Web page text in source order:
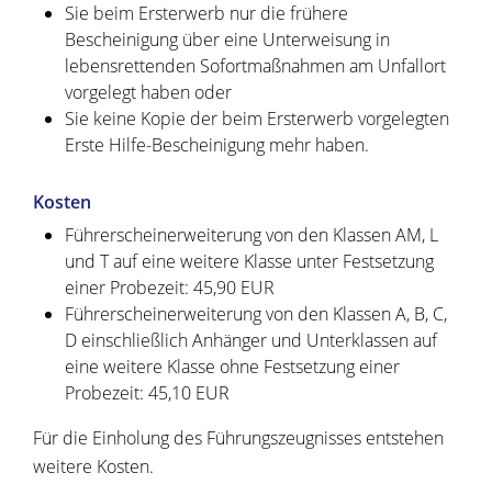
Sie beim Ersterwerb nur die frühere
Bescheinigung über eine Unterweisung in
lebensrettenden Sofortmaßnahmen am Unfallort
vorgelegt haben oder
Sie keine Kopie der beim Ersterwerb vorgelegten
Erste Hilfe-Bescheinigung mehr haben.
Kosten
Führerscheinerweiterung von den Klassen AM, L
und T auf eine weitere Klasse unter Festsetzung
einer Probezeit: 45,90 EUR
Führerscheinerweiterung von den Klassen A, B, C,
D einschließlich Anhänger und Unterklassen auf
eine weitere Klasse ohne Festsetzung einer
Probezeit: 45,10 EUR
Für die Einholung des Führungszeugnisses entstehen
weitere Kosten.